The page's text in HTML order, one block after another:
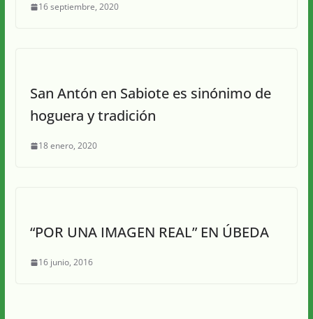
16 septiembre, 2020
San Antón en Sabiote es sinónimo de
hoguera y tradición
18 enero, 2020
“POR UNA IMAGEN REAL” EN ÚBEDA
16 junio, 2016